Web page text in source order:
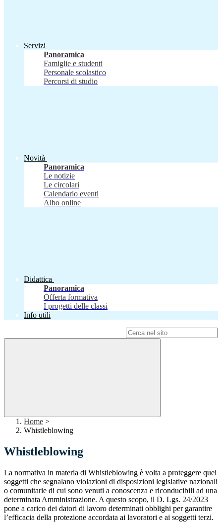
Servizi
Panoramica
Famiglie e studenti
Personale scolastico
Percorsi di studio
Novità
Panoramica
Le notizie
Le circolari
Calendario eventi
Albo online
Didattica
Panoramica
Offerta formativa
I progetti delle classi
Info utili
Home >
Whistleblowing
Whistleblowing
La normativa in materia di Whistleblowing è volta a proteggere quei
soggetti che segnalano violazioni di disposizioni legislative nazionali
o comunitarie di cui sono venuti a conoscenza e riconducibili ad una
determinata Amministrazione. A questo scopo, il D. Lgs. 24/2023
pone a carico dei datori di lavoro determinati obblighi per garantire
l’efficacia della protezione accordata ai lavoratori e ai soggetti terzi.